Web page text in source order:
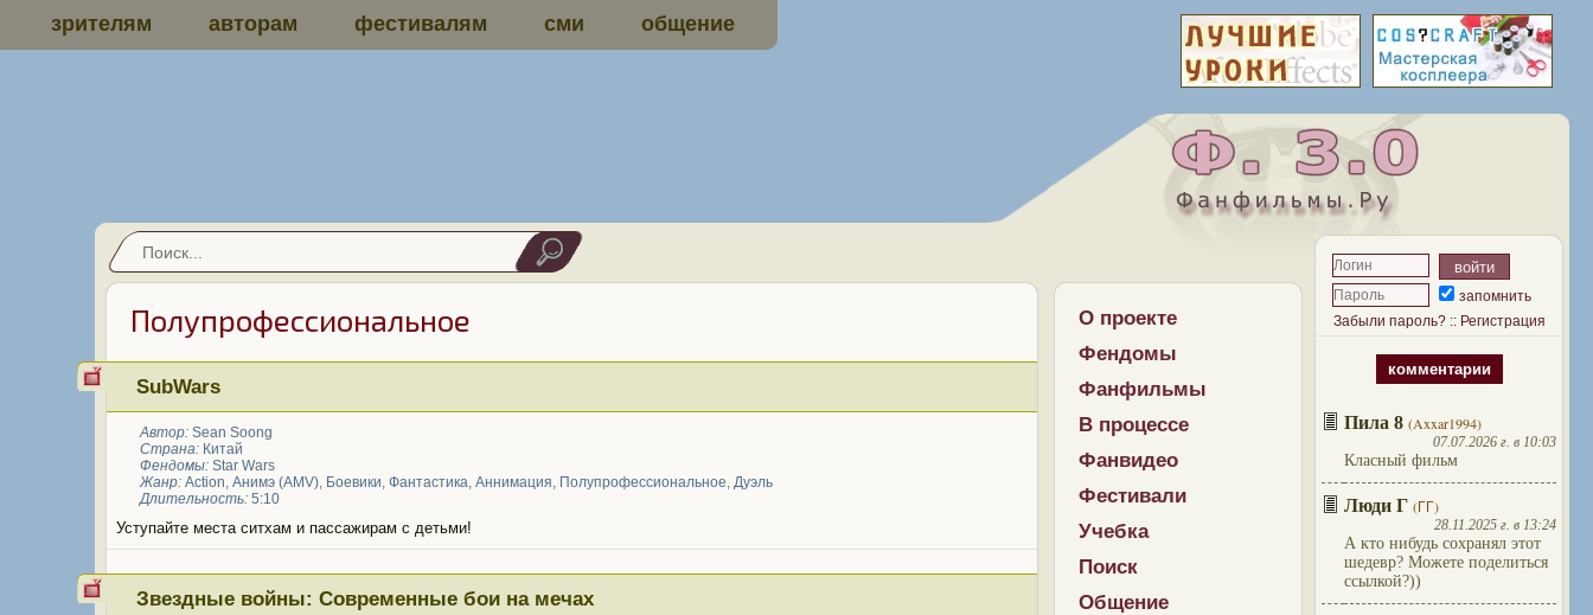
зрителям авторам фестивалям сми общение
О проекте
Фендомы
Фанфильмы
В процессе
Фанвидео
Фестивали
Учебка
Поиск
Общение
запомнить
Забыли пароль?:: Регистрация
комментарии
Пила 8 (Axxar1994)
07.07.2026 г. в 10:03
Класный фильм
Люди Г (ГГ)
28.11.2025 г. в 13:24
А кто нибудь сохранял этот
шедевр? Можете поделиться
ссылкой?))
Полупрофессиональное
SubWars
Автор: Sean Soong
Страна:Китай
Фендомы: Star Wars
Жанр: Action, Анимэ (AMV), Боевики, Фантастика, Аннимация, Полупрофессиональное, Дуэль
Длительность:5:10
Уступайте места ситхам и пассажирам с детьми!
Звездные войны: Современные бои на мечах